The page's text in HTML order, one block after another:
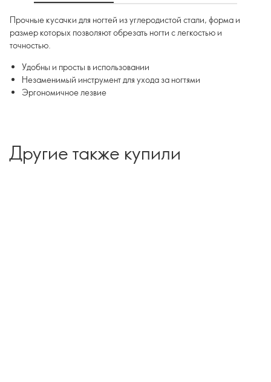
Прочные кусачки для ногтей из углеродистой стали, форма и
размер которых позволяют обрезать ногти с легкостью и
точностью.
Удобны и просты в использовании
Незаменимый инструмент для ухода за ногтями
Эргономичное лезвие
Другие также купили